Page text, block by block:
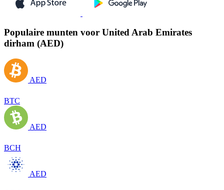
Populaire munten voor United Arab Emirates
dirham (AED)
AED
BTC
AED
BCH
AED